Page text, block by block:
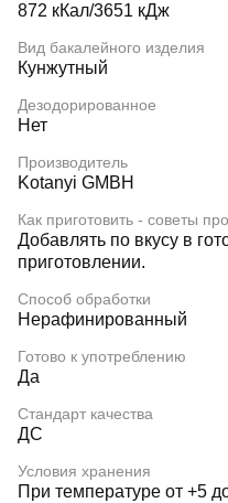
872 кКал/3651 кДж
Вид бакалейного изделия
Кунжутный
Дезодорированное
Нет
Производитель
Kotanyi GMBH
Как приготовить - советы
Добавлять по вкусу в
приготовлении.
Способ обработки
Нерафинированный
Готово к употреблению
Да
Стандарт качества
ДС
Условия хранения
При температуре от +5